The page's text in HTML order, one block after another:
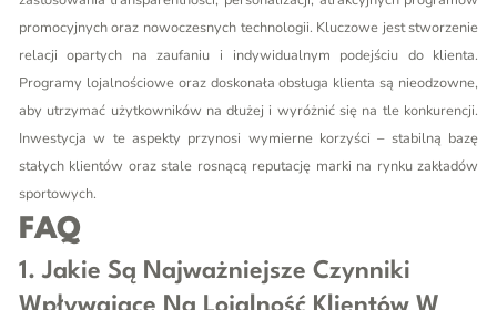
promocyjnych oraz nowoczesnych technologii. Kluczowe jest stworzenie
relacji opartych na zaufaniu i indywidualnym podejściu do klienta.
Programy lojalnościowe oraz doskonała obsługa klienta są nieodzowne,
aby utrzymać użytkowników na dłużej i wyróżnić się na tle konkurencji.
Inwestycja w te aspekty przynosi wymierne korzyści – stabilną bazę
stałych klientów oraz stale rosnącą reputację marki na rynku zakładów
sportowych.
FAQ
1. Jakie Są Najważniejsze Czynniki